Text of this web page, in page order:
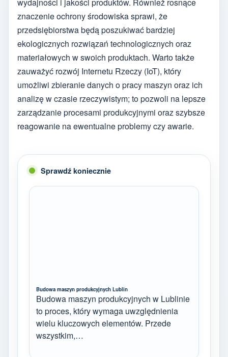
znaczenie ochrony środowiska sprawi, że
przedsiębiorstwa będą poszukiwać bardziej
ekologicznych rozwiązań technologicznych oraz
materiałowych w swoich produktach. Warto także
zauważyć rozwój Internetu Rzeczy (IoT), który
umożliwi zbieranie danych o pracy maszyn oraz ich
analizę w czasie rzeczywistym; to pozwoli na lepsze
zarządzanie procesami produkcyjnymi oraz szybsze
reagowanie na ewentualne problemy czy awarie.
Sprawdź koniecznie
Budowa maszyn produkcyjnych Lublin
Budowa maszyn produkcyjnych w Lublinie
to proces, który wymaga uwzględnienia
wielu kluczowych elementów. Przede
wszystkim,…